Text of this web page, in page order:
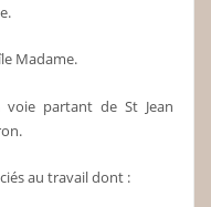
Madame.
partant de St Jean
au travail dont :